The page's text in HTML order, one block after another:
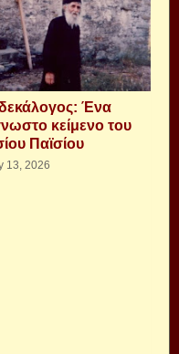
Ένα
κείμενο του
Παϊσίου
13, 2026